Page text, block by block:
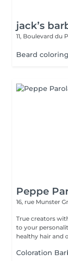
jack’s
11, Boulevard du
Beard coloring
Peppe
16, rue Munster
True creators
to your
healthy hair and
Coloration